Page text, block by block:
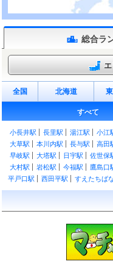
総合ラ
全国 北海道
すべて
小長井駅 長里駅 湯江駅 小江
大草駅
本川内駅 長与駅 高田
早岐駅
大塔駅 日宇駅 佐世保
大村駅
岩松駅 今福駅 鷹島口
平戸口駅
西田平駅 すえたちば
小浦駅
真申駅 棚方駅 相浦駅
駅
吾妻駅 古部駅 大正駅 西
島原外港駅 秩父が浦
常光寺前駅 浦
若葉町駅 長崎
八千代町駅 五